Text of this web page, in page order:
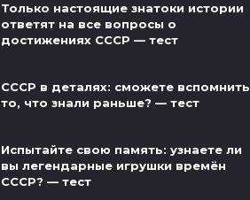
Только настоящие знатоки истории
ответят на все вопросы о
достижениях СССР — тест
СССР в деталях: сможете вспомнить
то, что знали раньше? — тест
Испытайте свою память: узнаете ли
вы легендарные игрушки времён
СССР? — тест